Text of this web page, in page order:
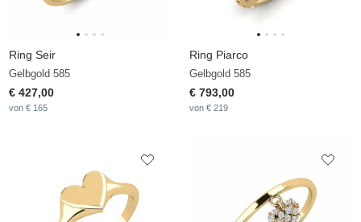
Ring Seir
Gelbgold 585
€ 427,00
von € 165
Ring Piarco
Gelbgold 585
€ 793,00
von € 219